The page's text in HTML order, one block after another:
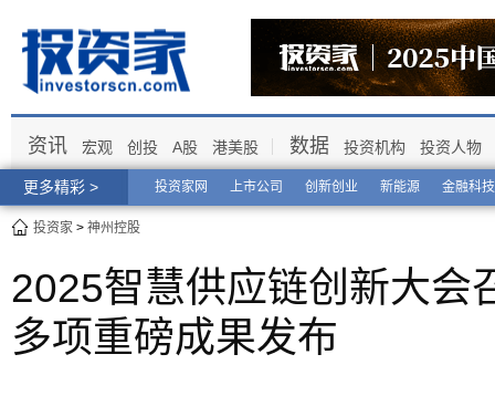
更多精彩 > 投资家网 上市公司 创新创业 新能源 金融科技
资讯 宏观 创投 A股 港美股 数据 投资机构 投资人物
投资家 > 神州控股
2025智慧供应链创新大会
多项重磅成果发布